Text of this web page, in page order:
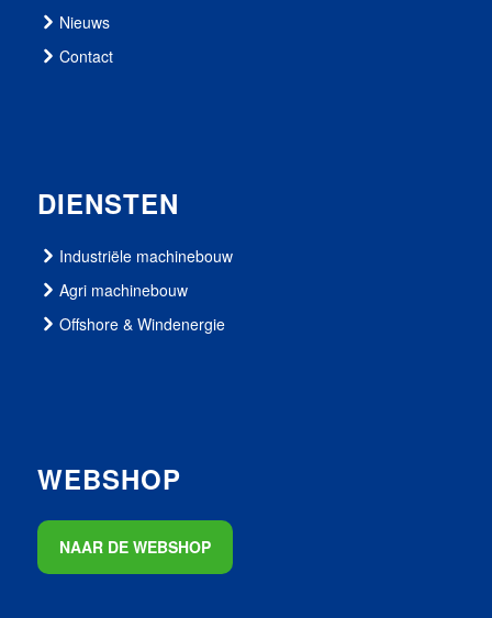
Nieuws
Contact
DIENSTEN
Industriële machinebouw
Agri machinebouw
Offshore & Windenergie
WEBSHOP
NAAR DE WEBSHOP